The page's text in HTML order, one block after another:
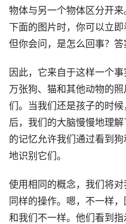
物体与另一个物体区分开
下面的图片时，你可以立即
但你会问，是怎么回事？
因此，它来自于这样一个
万张狗、猫和其他动物的
们。当我们还是孩子的时
后，我们的大脑慢慢地理
的记忆允许我们通过看到
地识别它们。
使用相同的概念，我们将
同样的操作。嗯，不一样
和我们不一样。他们看到